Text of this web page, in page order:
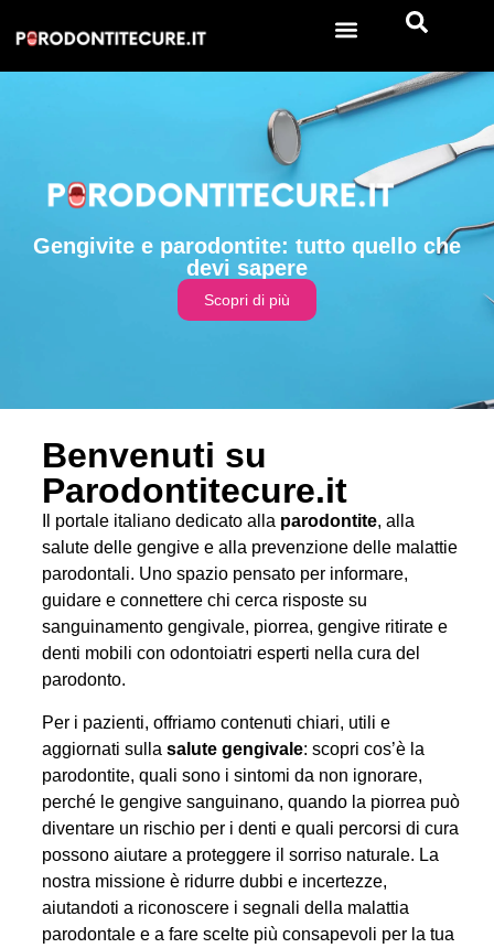
Gengivite e parodontite: tutto quello che
devi sapere
Scopri di più
Benvenuti su
Parodontitecure.it
Il portale italiano dedicato alla parodontite, alla
salute delle gengive e alla prevenzione delle malattie
parodontali. Uno spazio pensato per informare,
guidare e connettere chi cerca risposte su
sanguinamento gengivale, piorrea, gengive ritirate e
denti mobili con odontoiatri esperti nella cura del
parodonto.
Per i pazienti, offriamo contenuti chiari, utili e
aggiornati sullasalute gengivale: scopri cos’è la
parodontite, quali sono i sintomi da non ignorare,
perché le gengive sanguinano, quando la piorrea può
diventare un rischio per i denti e quali percorsi di cura
possono aiutare a proteggere il sorriso naturale. La
nostra missione è ridurre dubbi e incertezze,
aiutandoti a riconoscere i segnali della malattia
parodontale e a fare scelte più consapevoli per la tua